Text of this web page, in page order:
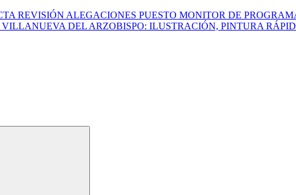
REVISIÓN ALEGACIONES PUESTO MONITOR DE
DEL ARZOBISPO: ILUSTRACIÓN, PINTURA